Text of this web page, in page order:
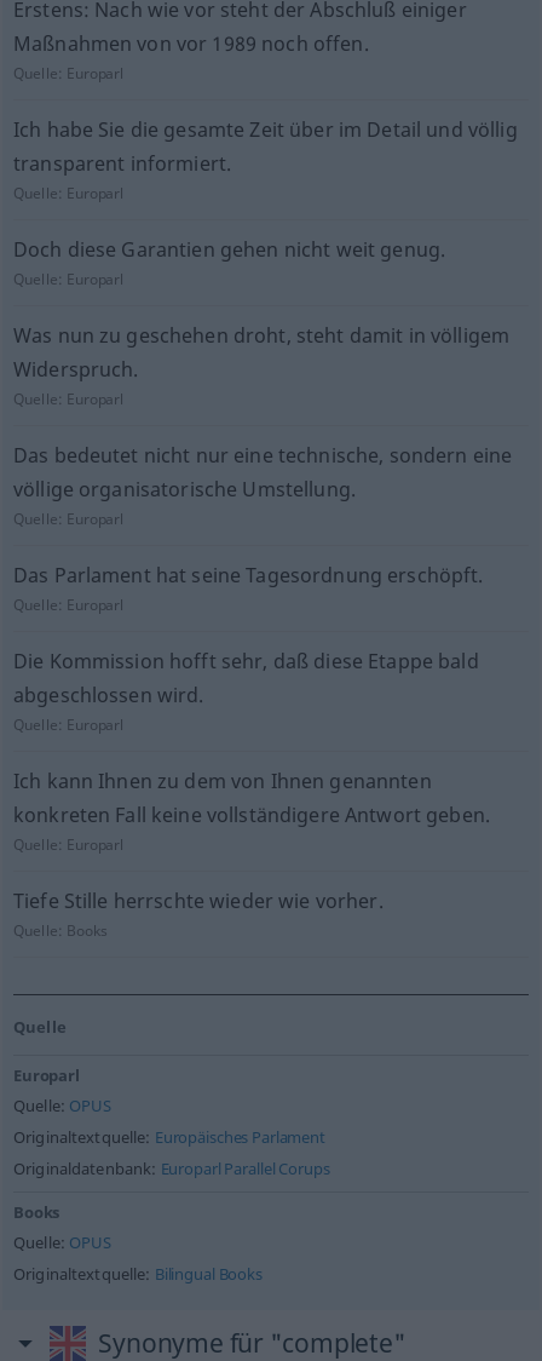
Erstens: Nach wie vor steht der Abschluß einiger
Maßnahmen von vor 1989 noch offen.
Quelle: Europarl
Ich habe Sie die gesamte Zeit über im Detail und völlig
transparent informiert.
Quelle: Europarl
Doch diese Garantien gehen nicht weit genug.
Quelle: Europarl
Was nun zu geschehen droht, steht damit in völligem
Widerspruch.
Quelle: Europarl
Das bedeutet nicht nur eine technische, sondern eine
völlige organisatorische Umstellung.
Quelle: Europarl
Das Parlament hat seine Tagesordnung erschöpft.
Quelle: Europarl
Die Kommission hofft sehr, daß diese Etappe bald
abgeschlossen wird.
Quelle: Europarl
Ich kann Ihnen zu dem von Ihnen genannten
konkreten Fall keine vollständigere Antwort geben.
Quelle: Europarl
Tiefe Stille herrschte wieder wie vorher.
Quelle: Books
Quelle
Europarl
Quelle: OPUS
Originaltextquelle: Europäisches Parlament
Originaldatenbank: Europarl Parallel Corups
Books
Quelle: OPUS
Originaltextquelle: Bilingual Books
Synonyme für "complete"